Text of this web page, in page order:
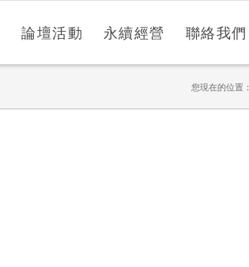
論壇活動 永續經營 聯絡我們
您現在的位置：